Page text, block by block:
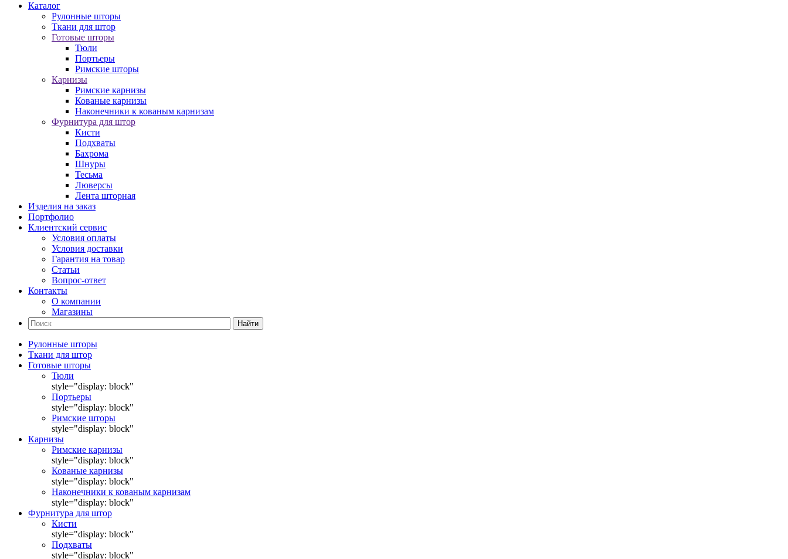
Каталог
Рулонные шторы
Ткани для штор
Готовые шторы
Тюли
Портьеры
Римские шторы
Карнизы
Римские карнизы
Кованые карнизы
Наконечники к кованым карнизам
Фурнитура для штор
Кисти
Подхваты
Бахрома
Шнуры
Тесьма
Люверсы
Лента шторная
Изделия на заказ
Портфолио
Клиентский сервис
Условия оплаты
Условия доставки
Гарантия на товар
Статьи
Вопрос-ответ
Контакты
О компании
Магазины
Найти
Рулонные шторы
Ткани для штор
Готовые шторы
Тюли
style="display: block"
Портьеры
style="display: block"
Римские шторы
style="display: block"
Карнизы
Римские карнизы
style="display: block"
Кованые карнизы
style="display: block"
Наконечники к кованым карнизам
style="display: block"
Фурнитура для штор
Кисти
style="display: block"
Подхваты
style="display: block"